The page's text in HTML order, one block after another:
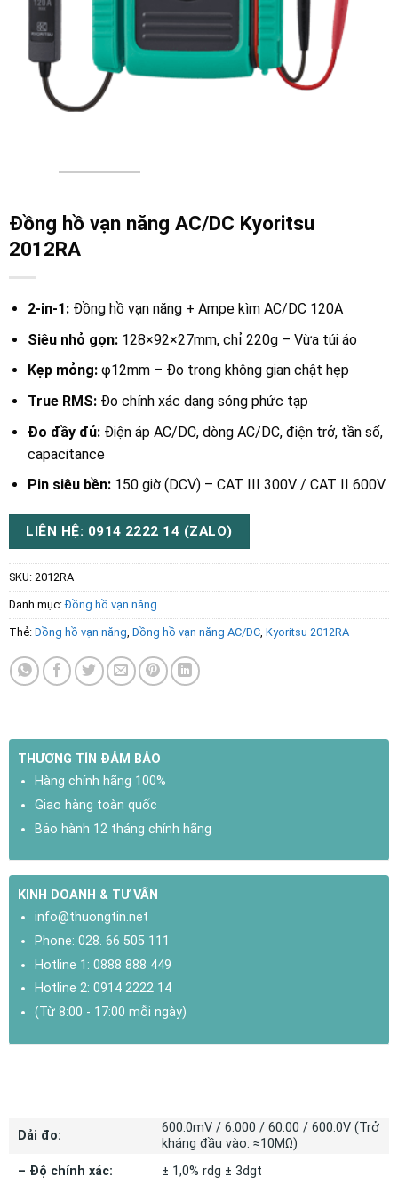
Đồng hồ vạn năng AC/DC Kyoritsu
2012RA
2-in-1:Đồng hồ vạn năng + Ampe kìm AC/DC 120A
Siêu nhỏ gọn:128×92×27mm, chỉ 220g – Vừa túi áo
Kẹp mỏng:φ12mm – Đo trong không gian chật hẹp
True RMS:Đo chính xác dạng sóng phức tạp
Đo đầy đủ:Điện áp AC/DC, dòng AC/DC, điện trở, tần số,
capacitance
Pin siêu bền:150 giờ (DCV) – CAT III 300V / CAT II 600V
LIÊN HỆ: 0914 2222 14 (ZALO)
SKU: 2012RA
Danh mục:Đồng hồ vạn năng
Thẻ:Đồng hồ vạn năng ,Đồng hồ vạn năng AC/DC, Kyoritsu 2012RA
THƯƠNG TÍN ĐẢM BẢO
Hàng chính hãng 100%
Giao hàng toàn quốc
Bảo hành 12 tháng chính hãng
KINH DOANH & TƯ VẤN
info@thuongtin.net
Phone: 028. 66 505 111
Hotline 1: 0888 888 449
Hotline 2: 0914 2222 14
(Từ 8:00 - 17:00 mỗi ngày)
Dải đo:
600.0mV / 6.000 / 60.00 / 600.0V (Trở
kháng đầu vào: ≈10MΩ)
– Độ chính xác:
± 1,0% rdg ± 3dgt